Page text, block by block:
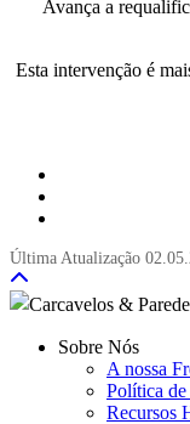
Avança a
Esta intervenção é
Última Atualização
Sobre Nós
A nossa
Política de
Recursos